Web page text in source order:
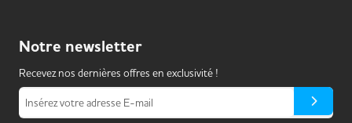
Notre newsletter
Recevez nos dernières offres en exclusivité !
Insérez votre adresse E-mail